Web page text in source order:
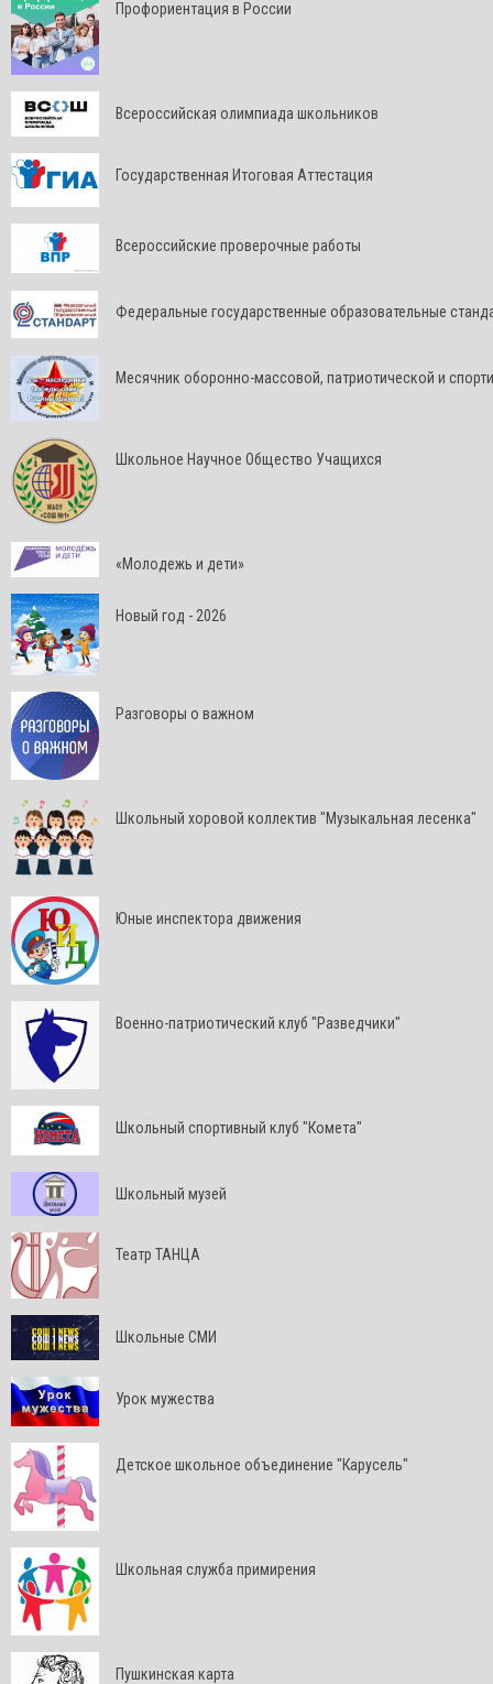
Профориентация в России
Всероссийская олимпиада школьников
Государственная Итоговая Аттестация
Всероссийские проверочные работы
Федеральные государственные образовательные
Месячник оборонно-массовой, патриотической и
Школьное Научное Общество Учащихся
«Молодежь и дети»
Новый год - 2026
Разговоры о важном
Школьный хоровой коллектив "Музыкальная лесенка"
Юные инспектора движения
Военно-патриотический клуб "Разведчики"
Школьный спортивный клуб "Комета"
Школьный музей
Театр ТАНЦА
Школьные СМИ
Урок мужества
Детское школьное объединение "Карусель"
Школьная служба примирения
Пушкинская карта